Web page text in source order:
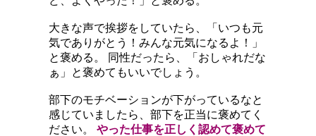
大きな声で挨拶をしていたら、「いつも元
気でありがとう！みんな元気になるよ！」
と褒める。 同性だったら、「おしゃれだな
ぁ」と褒めてもいいでしょう。
部下のモチベーションが下がっているなと
感じていましたら、部下を正当に褒めてく
ださい。 やった仕事を正しく認めて褒めて